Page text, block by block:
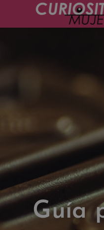
Guía